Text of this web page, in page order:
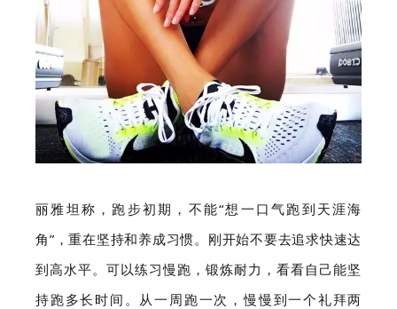
丽雅坦称，跑步初期，不能“想一口气跑到天涯海
角”，重在坚持和养成习惯。刚开始不要去追求快速达
到高水平。可以练习慢跑，锻炼耐力，看看自己能坚
持跑多长时间。从一周跑一次，慢慢到一个礼拜两